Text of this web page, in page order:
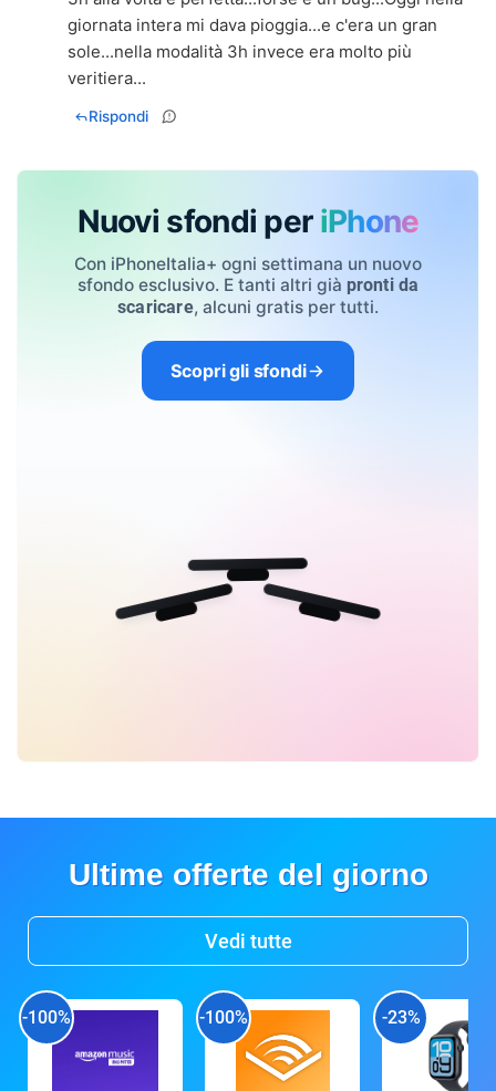
giornata intera mi dava pioggia...e c'era un gran
sole...nella modalità 3h invece era molto più
veritiera...
Rispondi
Nuovi sfondi per iPhone
Con iPhoneItalia+ ogni settimana un nuovo
sfondo esclusivo. E tanti altri già pronti da
scaricare, alcuni gratis per tutti.
Scopri gli sfondi
Ultime offerte del giorno
Vedi tutte
-100% -100% -23%